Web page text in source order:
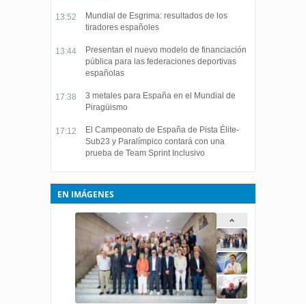
13:52
Mundial de Esgrima: resultados de los
tiradores españoles
13:44
Presentan el nuevo modelo de financiación
pública para las federaciones deportivas
españolas
17:38
3 metales para España en el Mundial de
Piragüismo
17:12
El Campeonato de España de Pista Élite-
Sub23 y Paralímpico contará con una
prueba de Team Sprint Inclusivo
EN IMÁGENES